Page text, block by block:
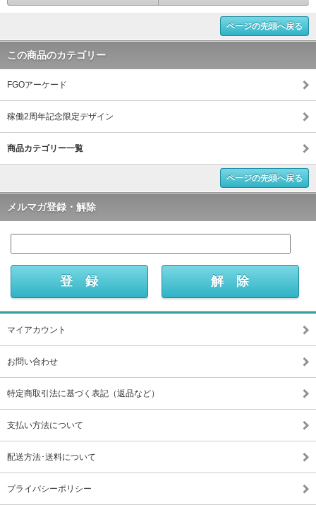
ページの先頭へ戻る
この商品のカテゴリー
FGOアーケード
稼働2周年記念限定デザイン
商品カテゴリー一覧
ページの先頭へ戻る
メルマガ登録・解除
マイアカウント
お問い合わせ
特定商取引法に基づく表記（返品など）
支払い方法について
配送方法･送料について
プライバシーポリシー